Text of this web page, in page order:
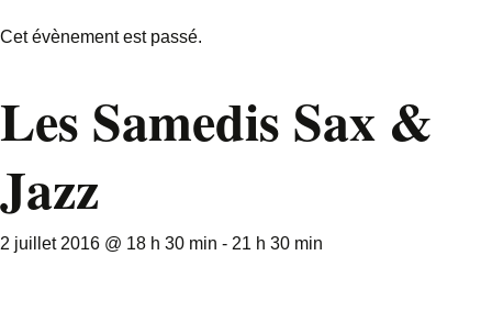
Cet évènement est passé.
Les Samedis Sax &
Jazz
2 juillet 2016 @ 18 h 30 min - 21 h 30 min